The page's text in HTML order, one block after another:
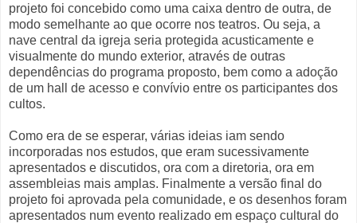
projeto foi concebido como uma caixa dentro de outra, de
modo semelhante ao que ocorre nos teatros. Ou seja, a
nave central da igreja seria protegida acusticamente e
visualmente do mundo exterior, através de outras
dependências do programa proposto, bem como a adoção
de um hall de acesso e convívio entre os participantes dos
cultos.
Como era de se esperar, várias ideias iam sendo
incorporadas nos estudos, que eram sucessivamente
apresentados e discutidos, ora com a diretoria, ora em
assembleias mais amplas. Finalmente a versão final do
projeto foi aprovada pela comunidade, e os desenhos foram
apresentados num evento realizado em espaço cultural do